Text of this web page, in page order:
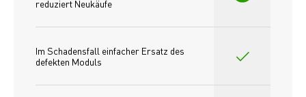
reduziert Neukäufe
Im Schadensfall einfacher Ersatz des
defekten Moduls